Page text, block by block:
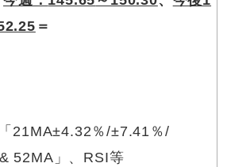
＝
「21MA±4.32％/±7.41％/
52MA」、RSI等